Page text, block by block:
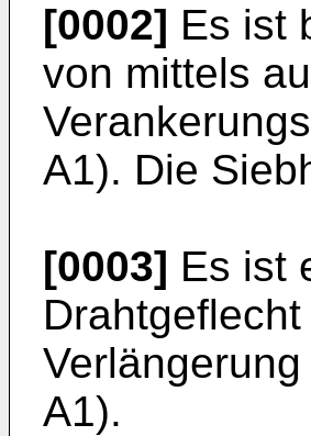
[0002] Es ist
von mittels
A1). Die
[0003] Es ist
A1).